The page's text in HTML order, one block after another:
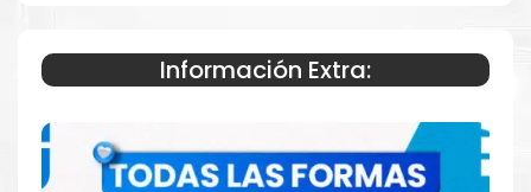
y C5870i.
Especificaciones Técnicas
Información Extra: